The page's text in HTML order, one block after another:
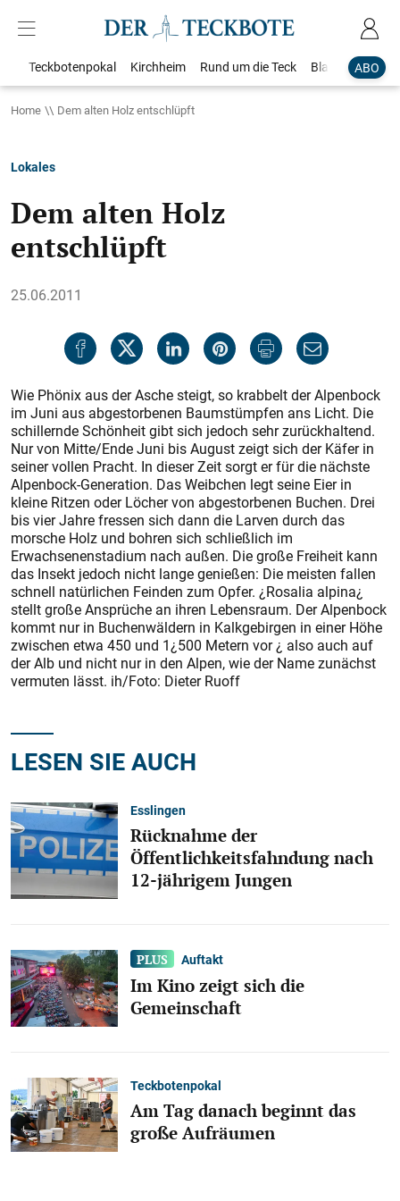
ABO
Teckbotenpokal Kirchheim Rund um die Teck Blaulicht
Home Dem alten Holz entschlüpft
Lokales
Dem alten Holz
entschlüpft
25.06.2011
Wie Phönix aus der Asche steigt, so krabbelt der Alpenbock
im Juni aus abgestorbenen Baumstümpfen ans Licht. Die
schillernde Schönheit gibt sich jedoch sehr zurückhaltend.
Nur von Mitte/Ende Juni bis August zeigt sich der Käfer in
seiner vollen Pracht. In dieser Zeit sorgt er für die nächste
Alpenbock-Generation. Das Weibchen legt seine Eier in
kleine Ritzen oder Löcher von abgestorbenen Buchen. Drei
bis vier Jahre fressen sich dann die Larven durch das
morsche Holz und bohren sich schließlich im
Erwachsenenstadium nach außen. Die große Freiheit kann
das Insekt jedoch nicht lange genießen: Die meisten fallen
schnell natürlichen Feinden zum Opfer. ¿Rosalia alpina¿
stellt große Ansprüche an ihren Lebensraum. Der Alpenbock
kommt nur in Buchenwäldern in Kalkgebirgen in einer Höhe
zwischen etwa 450 und 1¿500 Metern vor ¿ also auch auf
der Alb und nicht nur in den Alpen, wie der Name zunächst
vermuten lässt. ih/Foto: Dieter Ruoff
LESEN SIE AUCH
Esslingen
Rücknahme der
Öffentlichkeitsfahndung nach
12-jährigem Jungen
Auftakt
Im Kino zeigt sich die
Gemeinschaft
Teckbotenpokal
Am Tag danach beginnt das
große Aufräumen